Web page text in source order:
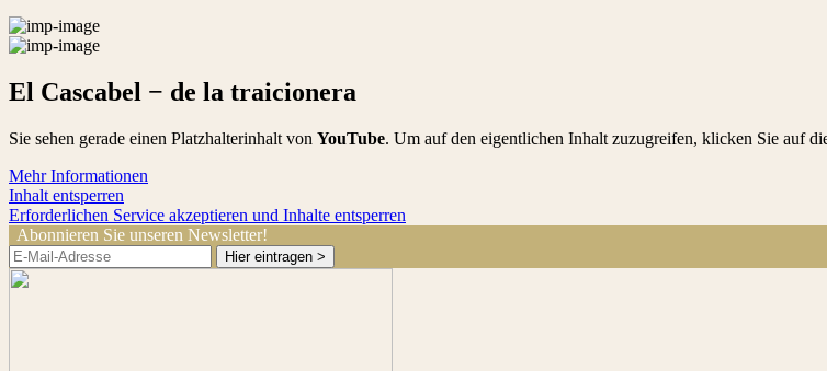
El Cas­ca­bel − de la traicionera
Sie sehen gerade einen Platzhalterinhalt von YouTube. Um auf den eigentlichen Inhalt zuzugreifen, klicken Sie auf
Mehr Informationen
Inhalt entsperren
Erforderlichen Service akzeptieren und Inhalte entsperren
Abonnieren Sie unseren Newsletter!
Hier eintragen >